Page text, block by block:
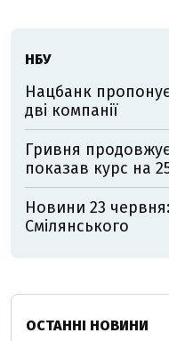
НБУ
Нацбанк
дві компанії
Гривня
показав курс на
Новини 23
Смілянського
ОСТАННІ НОВИНИ